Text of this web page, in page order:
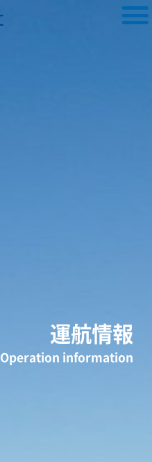
運航情報
Operation information